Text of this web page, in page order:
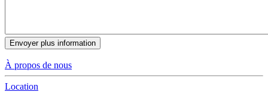
À propos de nous
Location